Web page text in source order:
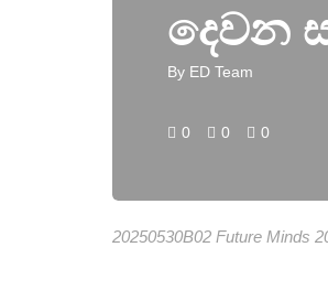
දෙවන
By ED Team
0 0 0
20250530B02 Future Minds